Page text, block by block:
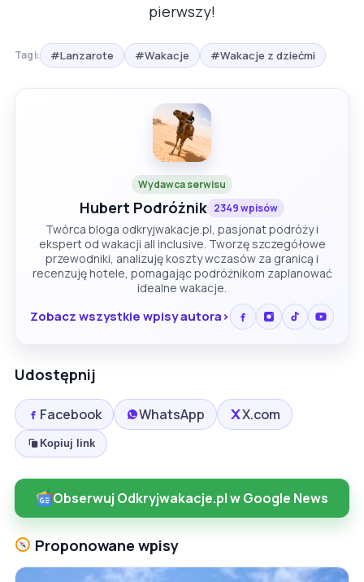
pierwszy!
Tagi: #Lanzarote #Wakacje #Wakacje z dziećmi
Wydawca serwisu
Hubert Podróżnik 2349 wpisów
Twórca bloga odkryjwakacje.pl, pasjonat podróży i
ekspert od wakacji all inclusive. Tworzę szczegółowe
przewodniki, analizuję koszty wczasów za granicą i
recenzuję hotele, pomagając podróżnikom zaplanować
idealne wakacje.
Zobacz wszystkie wpisy autora
Udostępnij
Facebook WhatsApp X.com
Kopiuj link
Obserwuj Odkryjwakacje.pl w Google News
Proponowane wpisy